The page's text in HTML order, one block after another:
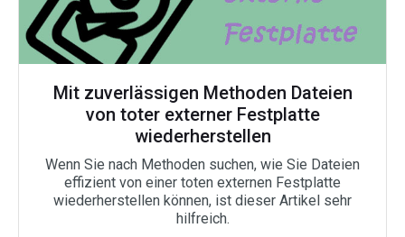
Mit zuverlässigen Methoden Dateien
von toter externer Festplatte
wiederherstellen
Wenn Sie nach Methoden suchen, wie Sie Dateien
effizient von einer toten externen Festplatte
wiederherstellen können, ist dieser Artikel sehr
hilfreich.